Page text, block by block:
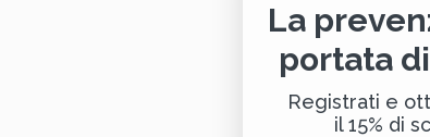
La
portata
Registrati e
il 15% di